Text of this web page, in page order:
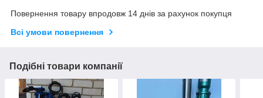
Повернення товару впродовж 14 днів за рахунок покупця
Всі умови повернення
Подібні товари компанії